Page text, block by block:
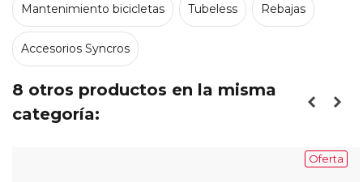
Mantenimiento bicicletas Tubeless Rebajas
Accesorios Syncros
8 otros productos en la misma
categoría:
Oferta